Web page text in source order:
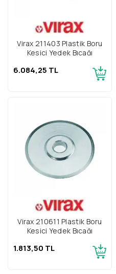
Virax 211403 Plastik Boru
Kesici Yedek Bıçağı
6.084,25 TL
Virax 210611 Plastik Boru
Kesici Yedek Bıçağı
1.813,50 TL